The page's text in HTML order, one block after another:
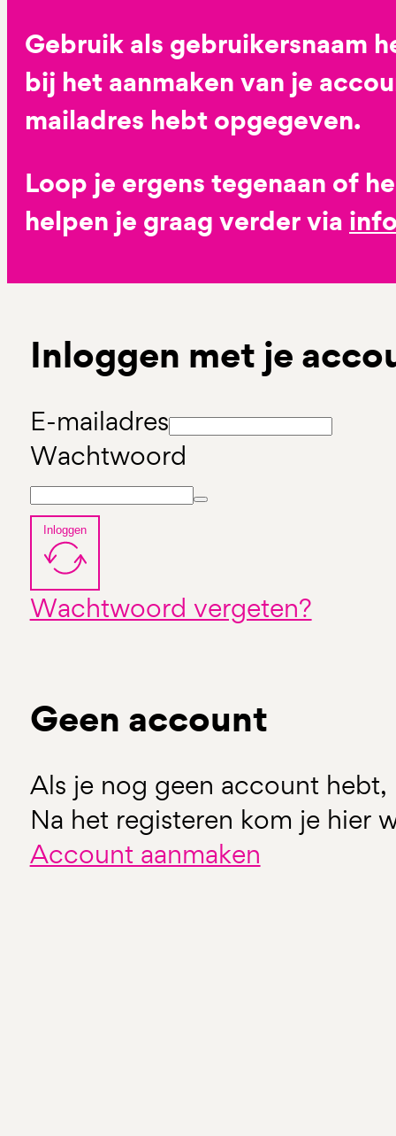
Gebruik als gebruikersnaam
bij het aanmaken van je
mailadres hebt opgegeven.
Loop je ergens tegenaan of
helpen je graag verder via
Inloggen met je
E-mailadres
Wachtwoord
Inloggen
Wachtwoord vergeten?
Geen account
Als je nog geen account hebt,
Na het registeren kom je hier
Account aanmaken